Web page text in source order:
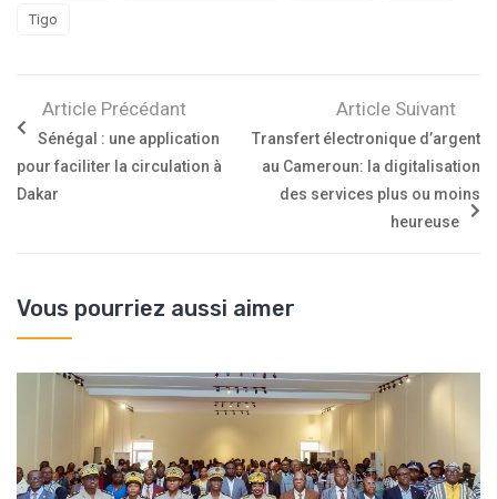
Tigo
Article Précédant
Sénégal : une application
pour faciliter la circulation à
Dakar
Article Suivant
Transfert électronique d’argent
au Cameroun: la digitalisation
des services plus ou moins
heureuse
Vous pourriez aussi aimer